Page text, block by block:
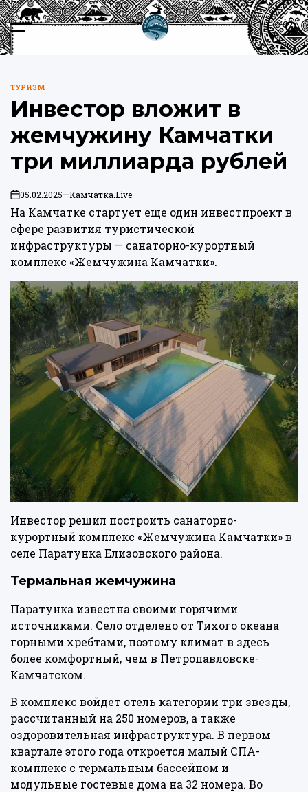
Перейти
к
содержимому
Меню
ОПУБЛИКОВАНО
В
ТУРИЗМ
Инвестор вложит в
жемчужину Камчатки
три миллиарда рублей
on05.02.2025 Камчатка.Live
На Камчатке стартует еще один инвестпроект в
сфере развития туристической
инфраструктуры — санаторно-курортный
комплекс «Жемчужина Камчатки».
Инвестор решил построить санаторно-
курортный комплекс «Жемчужина Камчатки» в
селе Паратунка Елизовского района.
Термальная жемчужина
Паратунка известна своими горячими
источниками. Село отделено от Тихого океана
горными хребтами, поэтому климат в здесь
более комфортный, чем в Петропавловске-
Камчатском.
В комплекс войдет отель категории три звезды,
рассчитанный на 250 номеров, а также
оздоровительная инфраструктура. В первом
квартале этого года откроется малый СПА-
комплекс с термальным бассейном и
модульные гостевые дома на 32 номера. Во